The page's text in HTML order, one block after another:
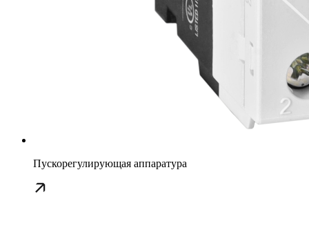
Пускорегулирующая аппаратура